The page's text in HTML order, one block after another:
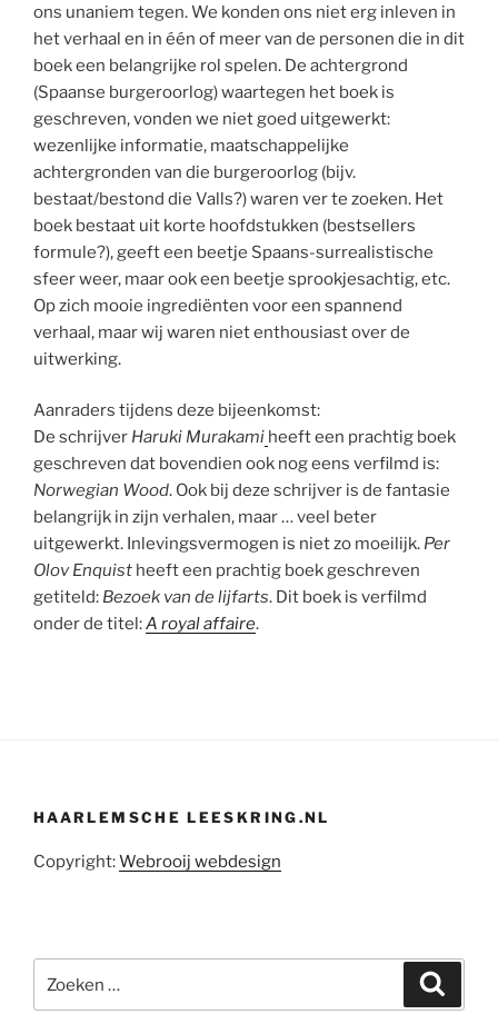
ons unaniem tegen. We konden ons niet erg inleven in
het verhaal en in één of meer van de personen die in dit
boek een belangrijke rol spelen. De achtergrond
(Spaanse burgeroorlog) waartegen het boek is
geschreven, vonden we niet goed uitgewerkt:
wezenlijke informatie, maatschappelijke
achtergronden van die burgeroorlog (bijv.
bestaat/bestond die Valls?) waren ver te zoeken. Het
boek bestaat uit korte hoofdstukken (bestsellers
formule?), geeft een beetje Spaans-surrealistische
sfeer weer, maar ook een beetje sprookjesachtig, etc.
Op zich mooie ingrediënten voor een spannend
verhaal, maar wij waren niet enthousiast over de
uitwerking.
Aanraders tijdens deze bijeenkomst:
De schrijver Haruki Murakami heeft een prachtig boek
geschreven dat bovendien ook nog eens verfilmd is:
Norwegian Wood. Ook bij deze schrijver is de fantasie
belangrijk in zijn verhalen, maar … veel beter
uitgewerkt. Inlevingsvermogen is niet zo moeilijk. Per
Olov Enquist heeft een prachtig boek geschreven
getiteld: Bezoek van de lijfarts. Dit boek is verfilmd
onder de titel:A royal affaire.
HAARLEMSCHE LEESKRING.NL
Copyright:Webrooij webdesign
naar: